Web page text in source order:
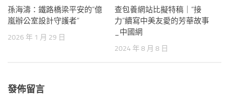
孫海濤：鐵路橋梁平安的“億
嵐辦公室設計守護者”
2026 年 1 月 29 日
查包養網站比擬特稿｜“接
力”續寫中美友愛的芳華故事
_中國網
2024 年 8 月 8 日
發佈留言